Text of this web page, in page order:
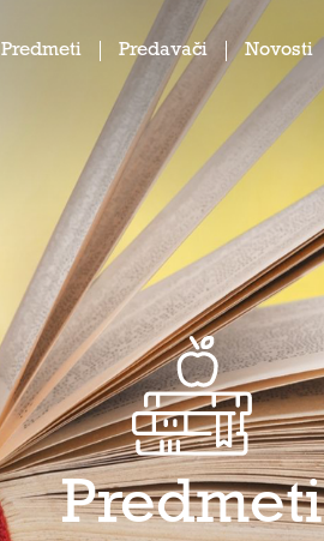
Predmeti Predavači Novosti
Predmeti